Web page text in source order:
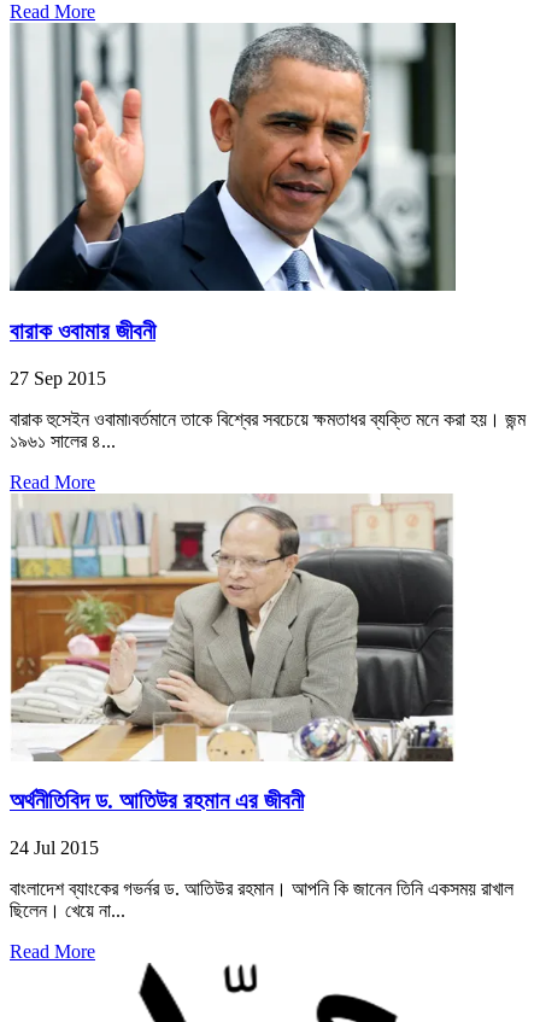
Read More
বারাক ওবামার জীবনী
27 Sep 2015
বারাক হুসেইন ওবামা৷বর্তমানে তাকে বিশ্বের সবচেয়ে ক্ষমতাধর ব্যক্তি মনে করা হয়। জন্ম
১৯৬১ সালের ৪...
Read More
অর্থনীতিবিদ ড. আতিউর রহমান এর জীবনী
24 Jul 2015
বাংলাদেশ ব্যাংকের গভর্নর ড. আতিউর রহমান। আপনি কি জানেন তিনি একসময় রাখাল
ছিলেন। খেয়ে না...
Read More